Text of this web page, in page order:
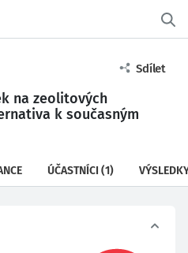
Sdílet
na zeolitových
k současným
ÚČASTNÍCI (1)